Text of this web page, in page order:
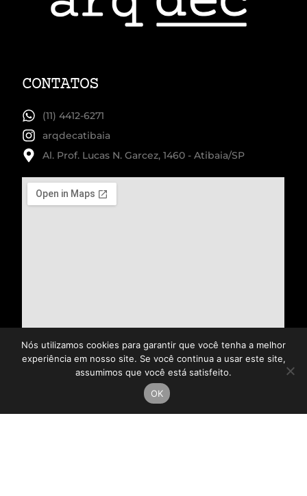
CONTATOS
(11) 4412-6271
arqdecatibaia
Al. Prof. Lucas N. Garcez, 1460 - Atibaia/SP
Nós utilizamos cookies para garantir que você tenha a melhor
experiência em nosso site. Se você continua a usar este site,
assumimos que você está satisfeito.
OK